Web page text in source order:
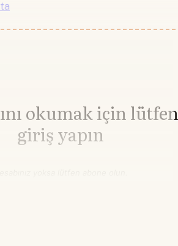
okumak için lütfen
giriş yapın